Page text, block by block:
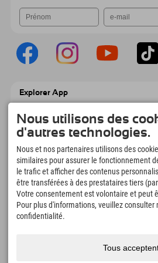
Explorer App
Explorer à emporter avec aperçu de vos
réservations, liste de choses à faire, aperçu
des restaurants et bien plus encore.
Téléchargez-le maintenant !
L'heure des moments d'exploration
166
Lacs de montagne et
piscines d'aventure
Nous utilisons des
d'autres technologies.
Nous et nos partenaires utilisons des
similaires pour assurer le fonctionnement
le trafic et afficher des contenus
être transférées à des prestataires tiers
Votre consentement est volontaire et peut
Pour plus d'informations, veuillez consulter
confidentialité.
Tous